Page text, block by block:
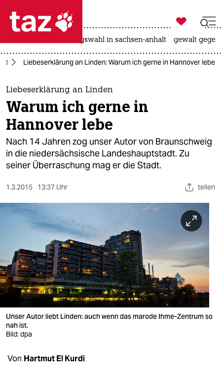
 taz zahl ich
taz zahl ich
themen
politik
öko
gesellschaft
sport
berlin
wahrheit
verlag
verlag
veranstaltungen

taz zahl ich
landtagswahl in sachsen-anhalt gewalt
Liebeserklärung an Linden: Warum ich gerne in Hannover lebe
Liebeserklärung an Linden
Warum ich gerne in
Hannover lebe
Nach 14 Jahren zog unser Autor von Braunschweig
in die niedersächsische Landeshauptstadt. Zu
seiner Überraschung mag er die Stadt.
1.3.2015 13:37 Uhr teilen
Unser Autor liebt Linden: auch wenn das marode Ihme-Zentrum so
nah ist.
Bild: dpa
Von Hartmut El Kurdi